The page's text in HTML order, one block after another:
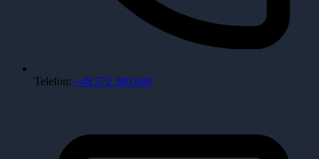
Telefon: +48 572 300 848